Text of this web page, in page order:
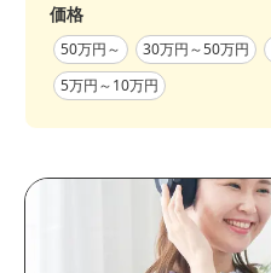
価格
50万円～ 30万円～50万円
5万円～10万円